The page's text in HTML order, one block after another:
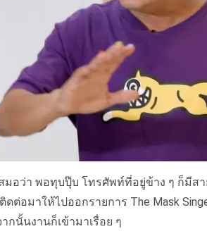
มอว่า พอทุบปุ๊บ โทรศัพท์ที่อยู่ข้าง ๆ ก็มีส
ต่อมาให้ไปออกรายการ The Mask
กนั้นงานก็เข้ามาเรื่อย ๆ